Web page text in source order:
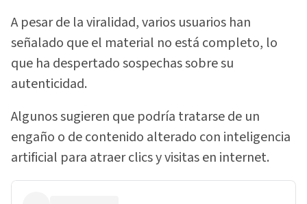
A pesar de la viralidad, varios usuarios han
señalado que el material no está completo, lo
que ha despertado sospechas sobre su
autenticidad.
Algunos sugieren que podría tratarse de un
engaño o de contenido alterado con inteligencia
artificial para atraer clics y visitas en internet.